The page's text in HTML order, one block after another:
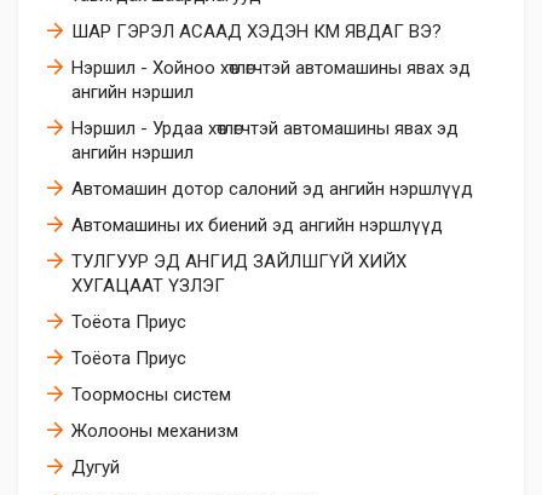
ШАР ГЭРЭЛ АСААД ХЭДЭН КМ ЯВДАГ ВЭ?
Нэршил - Хойноо хөтлөгчтэй автомашины явах эд
ангийн нэршил
Нэршил - Урдаа хөтлөгчтэй автомашины явах эд
ангийн нэршил
Автомашин дотор салоний эд ангийн нэршлүүд
Автомашины их биений эд ангийн нэршлүүд
ТУЛГУУР ЭД АНГИД ЗАЙЛШГҮЙ ХИЙХ
ХУГАЦААТ ҮЗЛЭГ
Тоёота Приус
Тоёота Приус
Тоормосны систем
Жолооны механизм
Дугуй